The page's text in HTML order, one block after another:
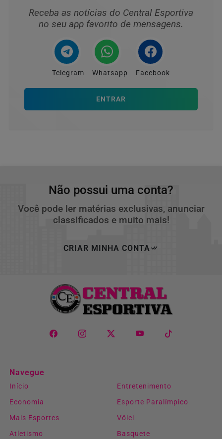
Receba as notícias do Central Esportiva
no seu app favorito de mensagens.
Telegram Whatsapp Facebook
ENTRAR
Não possui uma conta?
Você pode ler matérias exclusivas, anunciar
classificados e muito mais!
CRIAR MINHA CONTA
Navegue
Início
Entretenimento
Economia
Esporte Paralímpico
Mais Esportes
Vôlei
Atletismo
Basquete